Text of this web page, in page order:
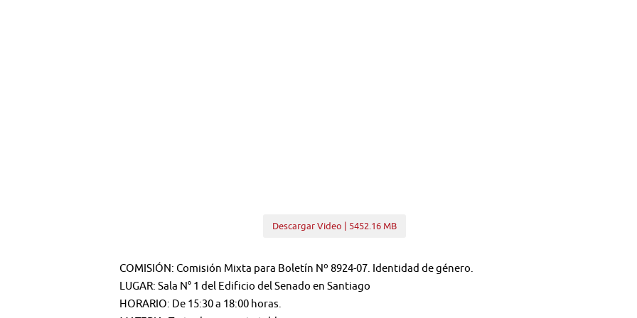
Descargar Video | 5452.16 MB
COMISIÓN: Comisión Mixta para Boletín Nº 8924-07. Identidad de género.
LUGAR: Sala N° 1 del Edificio del Senado en Santiago
HORARIO: De 15:30 a 18:00 horas.